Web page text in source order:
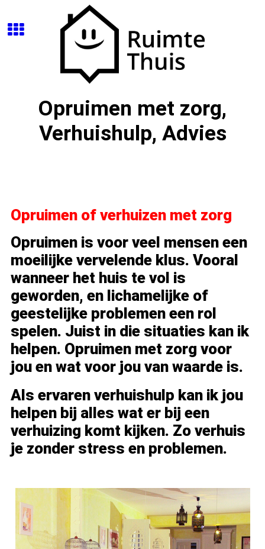
Opruimen met zorg,
Verhuishulp, Advies
Opruimen of verhuizen met zorg
Opruimen is voor veel mensen een
moeilijke vervelende klus. Vooral
wanneer het huis te vol is
geworden, en lichamelijke of
geestelijke problemen een rol
spelen. Juist in die situaties kan ik
helpen. Opruimen met zorg voor
jou en wat voor jou van waarde is.
Als ervaren verhuishulp kan ik jou
helpen bij alles wat er bij een
verhuizing komt kijken. Zo verhuis
je zonder stress en problemen.